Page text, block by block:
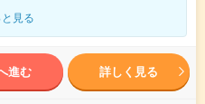
見る
進む 詳しく見る